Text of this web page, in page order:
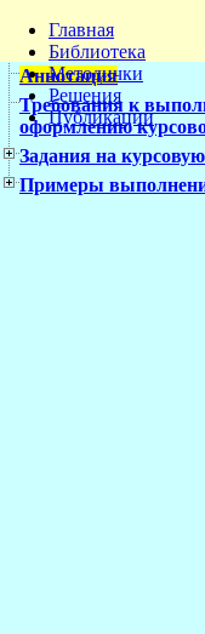
Главная
Библиотека
Методички
Решения
Публикации
Аннотация
Требования к
оформлению
Задания на
Примеры